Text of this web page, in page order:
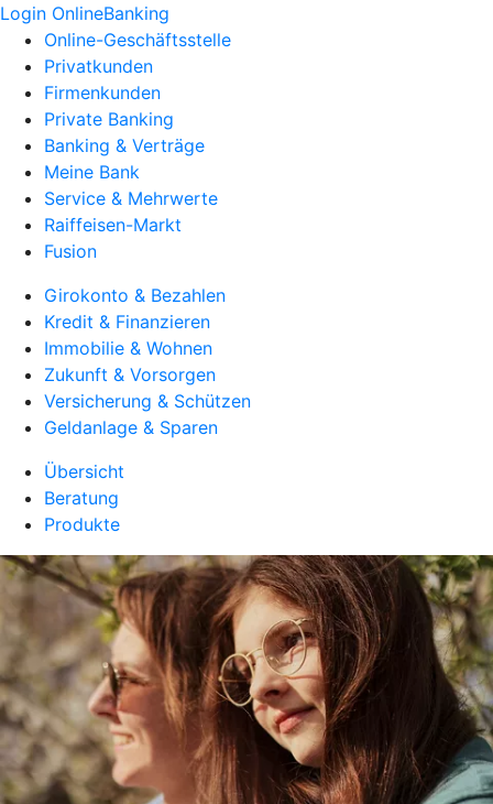
Login OnlineBanking
Online-Geschäftsstelle
Privatkunden
Firmenkunden
Private Banking
Banking & Verträge
Meine Bank
Service & Mehrwerte
Raiffeisen-Markt
Fusion
Girokonto & Bezahlen
Kredit & Finanzieren
Immobilie & Wohnen
Zukunft & Vorsorgen
Versicherung & Schützen
Geldanlage & Sparen
Übersicht
Beratung
Produkte